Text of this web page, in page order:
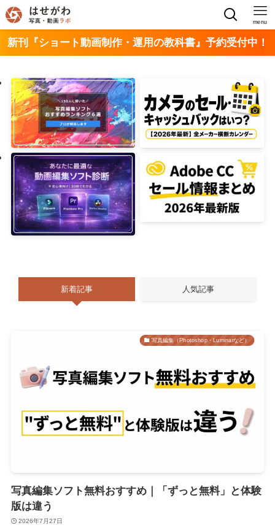
menu
新刊『ショート動画制作・運用の教科書』予約受付中！
新着記事 人気記事
写真編集（Photoshop・Luminarなど）
写真編集ソフト無料おすすめ｜「ずっと無料」と体験
版は違う
2026年7月27日